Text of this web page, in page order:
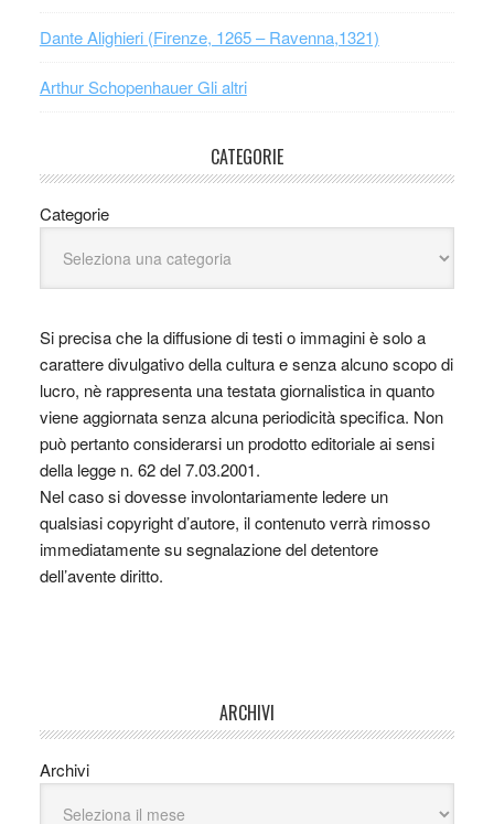
Dante Alighieri (Firenze, 1265 – Ravenna,1321)
Arthur Schopenhauer Gli altri
CATEGORIE
Categorie
Si precisa che la diffusione di testi o immagini è solo a
carattere divulgativo della cultura e senza alcuno scopo di
lucro, nè rappresenta una testata giornalistica in quanto
viene aggiornata senza alcuna periodicità specifica. Non
può pertanto considerarsi un prodotto editoriale ai sensi
della legge n. 62 del 7.03.2001.
Nel caso si dovesse involontariamente ledere un
qualsiasi copyright d’autore, il contenuto verrà rimosso
immediatamente su segnalazione del detentore
dell’avente diritto.
ARCHIVI
Archivi